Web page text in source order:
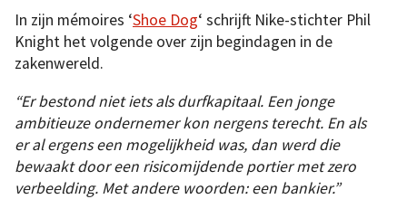
In zijn mémoires ‘Shoe Dog‘ schrijft Nike-stichter Phil
Knight het volgende over zijn begindagen in de
zakenwereld.
“Er bestond niet iets als durfkapitaal. Een jonge
ambitieuze ondernemer kon nergens terecht. En als
er al ergens een mogelijkheid was, dan werd die
bewaakt door een risicomijdende portier met zero
verbeelding. Met andere woorden: een bankier.”